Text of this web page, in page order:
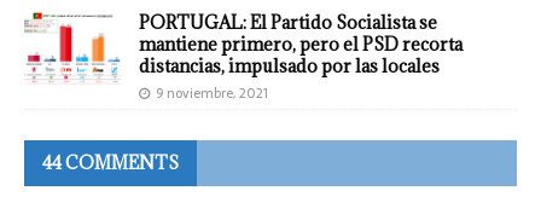
PORTUGAL: El Partido Socialista se
mantiene primero, pero el PSD recorta
distancias, impulsado por las locales
9 noviembre, 2021
44 COMMENTS